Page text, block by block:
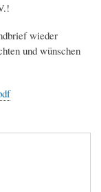
wieder
und wünschen